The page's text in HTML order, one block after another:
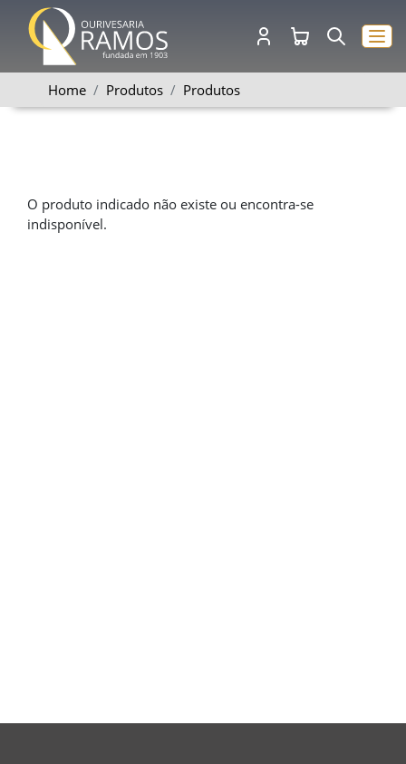
Home Produtos Produtos
O produto indicado não existe ou encontra-se
indisponível.